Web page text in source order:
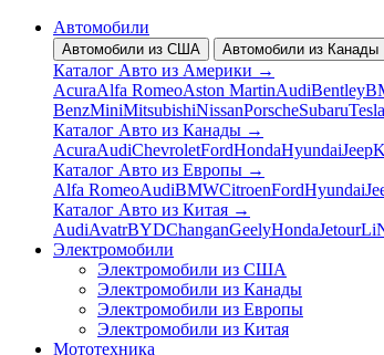
Автомобили
Автомобили из США Автомобили из Канады
Каталог Авто из Америки →
AcuraAlfa RomeoAston MartinAudiBentley
BenzMiniMitsubishiNissanPorscheSubaruTesla
Каталог Авто из Канады →
AcuraAudiChevroletFordHondaHyundaiJeep
Каталог Авто из Европы →
Alfa RomeoAudiBMWCitroenFordHyundai
Каталог Авто из Китая →
AudiAvatrBYDChanganGeelyHondaJetourLi
Электромобили
Электромобили из США
Электромобили из Канады
Электромобили из Европы
Электромобили из Китая
Мототехника